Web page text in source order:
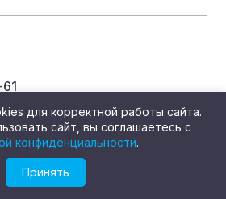
20
НА ВСЕХ
для корректной работы сайта.
сайт, вы соглашаетесь с
конфиденциальности.
Принять